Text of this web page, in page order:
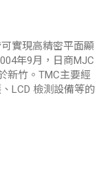
實現高精密平面顯
年9月，日商MJC
新竹。TMC主要經
LCD 檢測設備等的